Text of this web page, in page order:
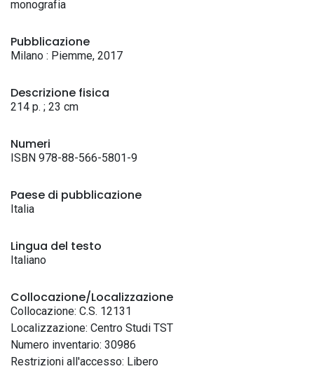
monografia
Pubblicazione
Milano : Piemme, 2017
Descrizione fisica
214 p. ; 23 cm
Numeri
ISBN 978-88-566-5801-9
Paese di pubblicazione
Italia
Lingua del testo
Italiano
Collocazione/Localizzazione
Collocazione: C.S. 12131
Localizzazione: Centro Studi TST
Numero inventario: 30986
Restrizioni all'accesso: Libero